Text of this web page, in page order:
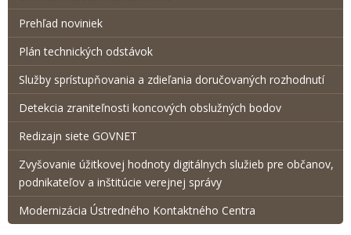
Prehľad noviniek
Plán technických odstávok
Služby sprístupňovania a zdieľania doručovaných rozhodnutí
Detekcia zraniteľnosti koncových obslužných bodov
Redizajn siete GOVNET
Zvyšovanie úžitkovej hodnoty digitálnych služieb pre občanov,
podnikateľov a inštitúcie verejnej správy
Modernizácia Ústredného Kontaktného Centra